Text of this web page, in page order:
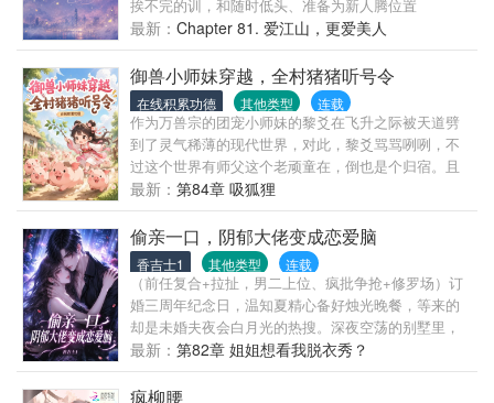
挨不完的训，和随时低头、准备为新人腾位置
的，“是，老公。”毕竟，她是孤女高攀。整个闵州都以
为她追着顾先生，徒劳五年，惨到连名份都没混上。
直到，她被新闻抓拍，顾慕飞牵紧她走下台阶，新闻
照愣被拍成了官方婚纱照——是苏梨没想公开。男人
有钱、有颜、有权，是千亿资本唯一继承人，可指尖
的枪茧再也洗不干净。顾慕飞挽着她亮相苏富比，苏
梨低低一声“乖，我的纣王”，诱得他在画廊里差点失控
放肆。顾慕飞摩挲她的脸颊：“苏建筑师，到你普利兹
克领奖，我只求你能多少承认是顾夫人，赏一句‘合作
愉快’。”苏梨这才明白，原来，她和顾慕飞的婚姻是：
他送她冠名的画廊，拉赫马尼诺夫的钢琴，护她的事
业，以她为契。此生，他只为她一人献上绝对忠诚。
——高甜强强｜夫妻同心｜极致宠溺——
最新： Chapter 81. 爱江山，更爱美人
御兽小师妹穿越，全村猪猪听号令
在线积累功德 其他类型 连载
作为万兽宗的团宠小师妹的黎爻在飞升之际被天道劈
到了灵气稀薄的现代世界，对此，黎爻骂骂咧咧，不
过这个世界有师父这个老顽童在，倒也是个归宿。且
看咱们黎爻小同志在云衫村种田养猪，普通小猪仔被
她灵气滋养，肉质绝佳，一窝卖出天价。土鸡、牛
羊、鱼塘鱼虾尽数温顺听话，种地零劳累。荒地荒山
改良成上等良田，瓜果蔬菜营养品质直线上升！休闲
之余，还好靠着自己余下的修真天赋，能够看见人与
人之间的因果线，吃瓜看热闹。这多好的日子啊！只
是。为什么还要有包办婚姻啊！师父笑眯眯：这可是
师父给你从小养着的，你来了正好，结婚！一米八八
宽肩窄腰青春貌美男大花枝招展：亲爱的爻爻，爱你
哟~
最新： 第84章 吸狐狸
偷亲一口，阴郁大佬变成恋爱脑
香吉士1 其他类型 连载
（前任复合+拉扯，男二上位、疯批争抢+修罗场）订
婚三周年纪念日，温知夏精心备好烛光晚餐，等来的
却是未婚夫夜会白月光的热搜。深夜空荡的别墅里，
陌生号码发来一张偷拍照，定格她温柔下厨的背影，
附字：姐姐，你还是这么美。紧接着，常年旅居国外
的准小叔子沈烬，误发一张性张力爆棚的腹肌自拍。
最新： 第82章 姐姐想看我脱衣秀？
疯柳腰